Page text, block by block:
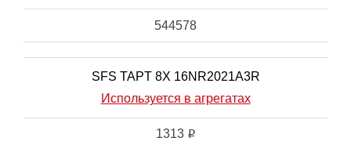
544578
SFS TAPT 8X 16NR2021A3R
Используется в агрегатах
1313 i